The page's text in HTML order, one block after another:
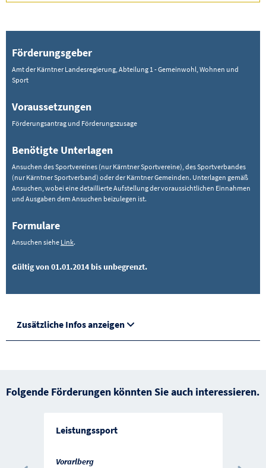
Förderungsgeber
Amt der Kärntner Landesregierung, Abteilung 1 - Gemeinwohl, Wohnen und
Sport
Voraussetzungen
Förderungsantrag und Förderungszusage
Benötigte Unterlagen
Ansuchen des Sportvereines (nur Kärntner Sportvereine), des Sportverbandes
(nur Kärntner Sportverband) oder der Kärntner Gemeinden. Unterlagen gemäß
Ansuchen, wobei eine detaillierte Aufstellung der voraussichtlichen Einnahmen
und Ausgaben dem Ansuchen beizulegen ist.
Formulare
Ansuchen siehe Link.
Gültig von 01.01.2014 bis unbegrenzt.
Zusätzliche Infos anzeigen
Folgende Förderungen könnten Sie auch interessieren.
Leistungssport
Vorarlberg